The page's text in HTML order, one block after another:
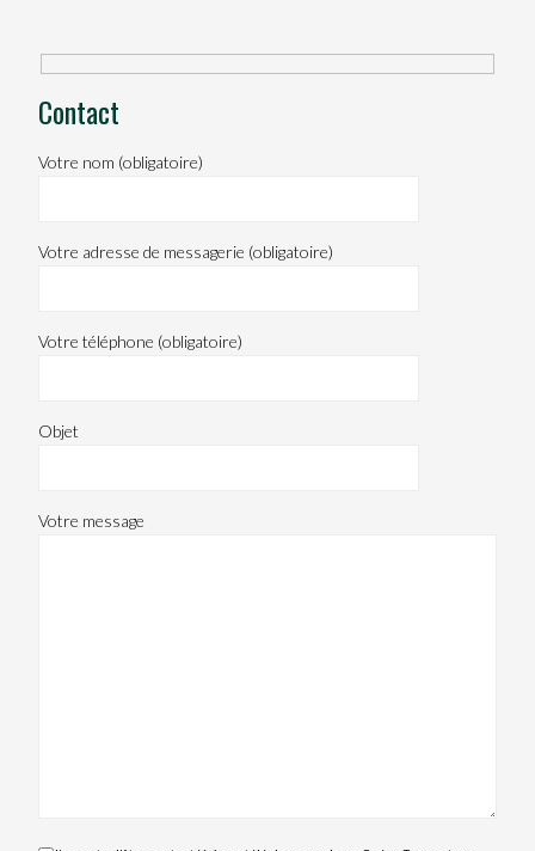
Contact
Votre nom (obligatoire)
Votre adresse de messagerie (obligatoire)
Votre téléphone (obligatoire)
Objet
Votre message